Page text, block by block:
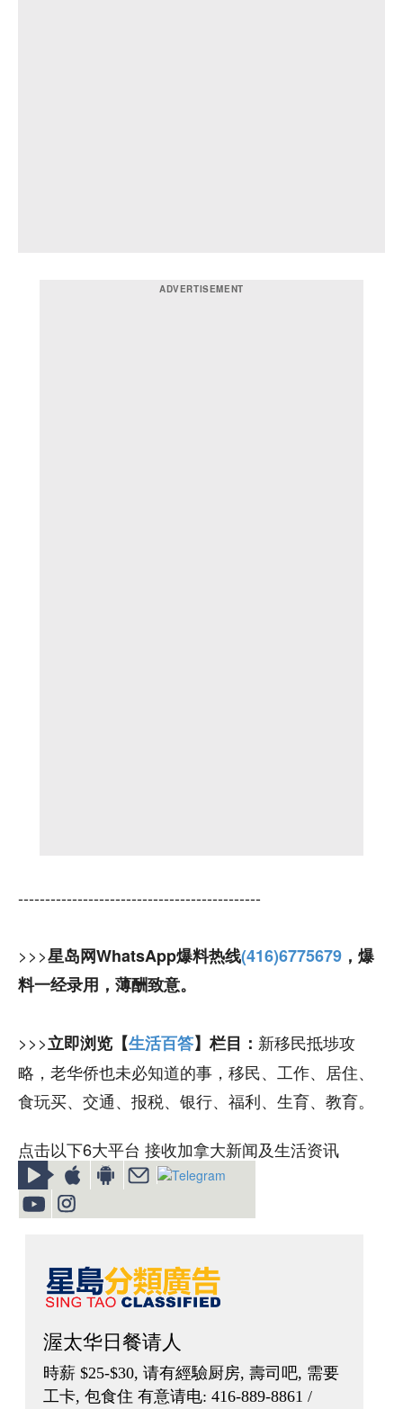
---------------------------------------------
>>>星岛网WhatsApp爆料热线(416)6775679 ，爆
料一经录用，薄酬致意。
>>>立即浏览【生活百答】栏目： 新移民抵埗攻
略，老华侨也未必知道的事，移民、工作、居住、
食玩买、交通、报税、银行、福利、生育、教育。
点击以下6大平台 接收加拿大新闻及生活资讯